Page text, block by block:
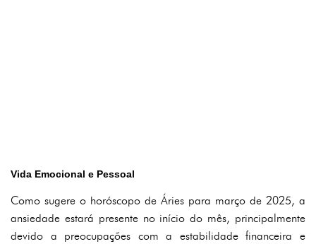
Vida Emocional e Pessoal
Como sugere o horóscopo de Áries para março de 2025, a
ansiedade estará presente no início do mês, principalmente
devido a preocupações com a estabilidade financeira e